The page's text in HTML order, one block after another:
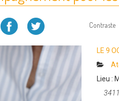
Facebook Twitter Contraste
LE 9
Lieu :